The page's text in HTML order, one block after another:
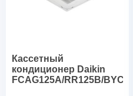
Кассетный
кондиционер Daikin
FCAG125A/RR125B/